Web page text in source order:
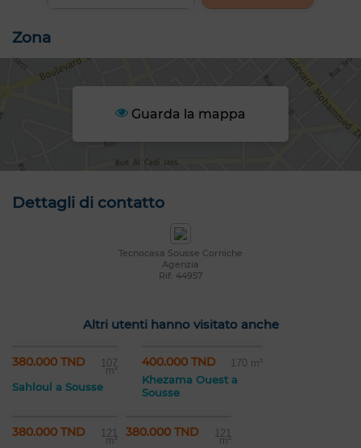
Zona
Guarda la mappa
Dettagli di contatto
Tecnocasa Sousse Corniche
Agenzia
Rif: 44957
Altri utenti hanno visitato anche
380.000 TND 107
m²
Sahloul a Sousse
400.000 TND 170 m²
Khezama Ouest a
Sousse
380.000 TND 121
m²
380.000 TND 121
m²